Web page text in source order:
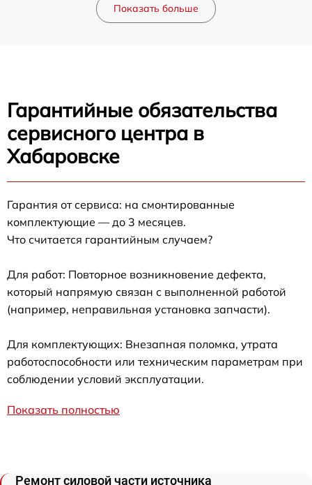
Показать больше
Гарантийные обязательства
сервисного центра в
Хабаровске
Гарантия от сервиса: на смонтированные
комплектующие — до 3 месяцев.
Что считается гарантийным случаем?
Для работ: Повторное возникновение дефекта,
который напрямую связан с выполненной работой
(например, неправильная установка запчасти).
Для комплектующих: Внезапная поломка, утрата
работоспособности или техническим параметрам при
соблюдении условий эксплуатации.
Показать полностью
Ремонт силовой части источника